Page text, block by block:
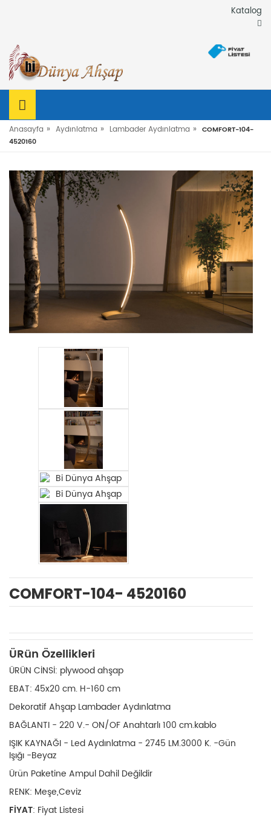
Katalog
Anasayfa » Aydınlatma » Lambader Aydınlatma » COMFORT-104-
4520160
COMFORT-104- 4520160
ÜRün Özellikleri
ÜRÜN CİNSİ: plywood ahşap
EBAT: 45x20 cm. H-160 cm
Dekoratif Ahşap Lambader Aydınlatma
BAĞLANTI - 220 V.- ON/OF Anahtarlı 100 cm.kablo
IŞIK KAYNAĞI - Led Aydınlatma - 2745 LM.3000 K. -Gün
Işığı -Beyaz
Ürün Paketine Ampul Dahil Değildir
RENK: Meşe,Ceviz
FİYAT: Fiyat Listesi